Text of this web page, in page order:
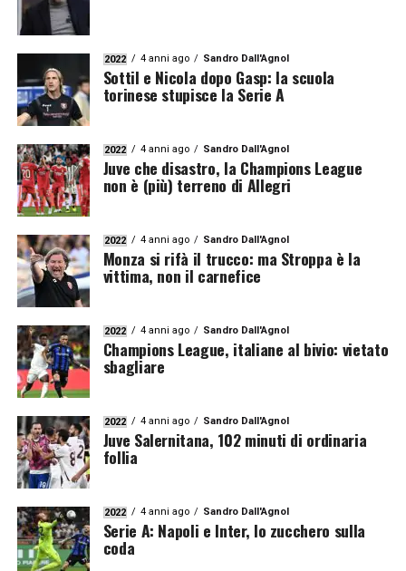
2022 4 anni ago Sandro Dall'Agnol
Sottil e Nicola dopo Gasp: la scuola
torinese stupisce la Serie A
2022 4 anni ago Sandro Dall'Agnol
Juve che disastro, la Champions League
non è (più) terreno di Allegri
2022 4 anni ago Sandro Dall'Agnol
Monza si rifà il trucco: ma Stroppa è la
vittima, non il carnefice
2022 4 anni ago Sandro Dall'Agnol
Champions League, italiane al bivio: vietato
sbagliare
2022 4 anni ago Sandro Dall'Agnol
Juve Salernitana, 102 minuti di ordinaria
follia
2022 4 anni ago Sandro Dall'Agnol
Serie A: Napoli e Inter, lo zucchero sulla
coda